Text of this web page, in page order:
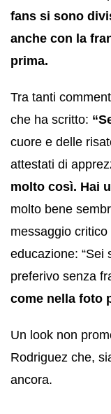
fans si sono
anche con la
prima.
Tra tanti
che ha scritto:
cuore e delle
attestati di
molto così. Hai
molto bene
messaggio
educazione: “Sei
preferivo senza
come nella foto
Un look non
Rodriguez che,
ancora.